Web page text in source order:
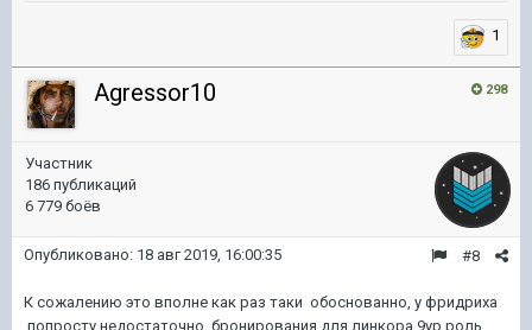
1
298
Agressor10
Участник
186 публикаций
6 779 боёв
#8
Опубликовано: 18 авг 2019, 16:00:35
К сожалению это вполне как раз таки обоснованно, у фридриха
попросту недостаточно бронирования для линкора 9ур роль